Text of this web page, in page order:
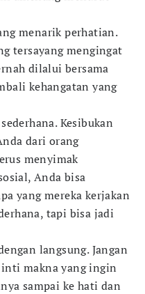
menarik perhatian.
tersayang mengingat
dilalui bersama
kehangatan yang
Kesibukan
dari orang
menyimak
Anda bisa
yang mereka kerjakan
tapi bisa jadi
langsung. Jangan
makna yang ingin
sampai ke hati dan